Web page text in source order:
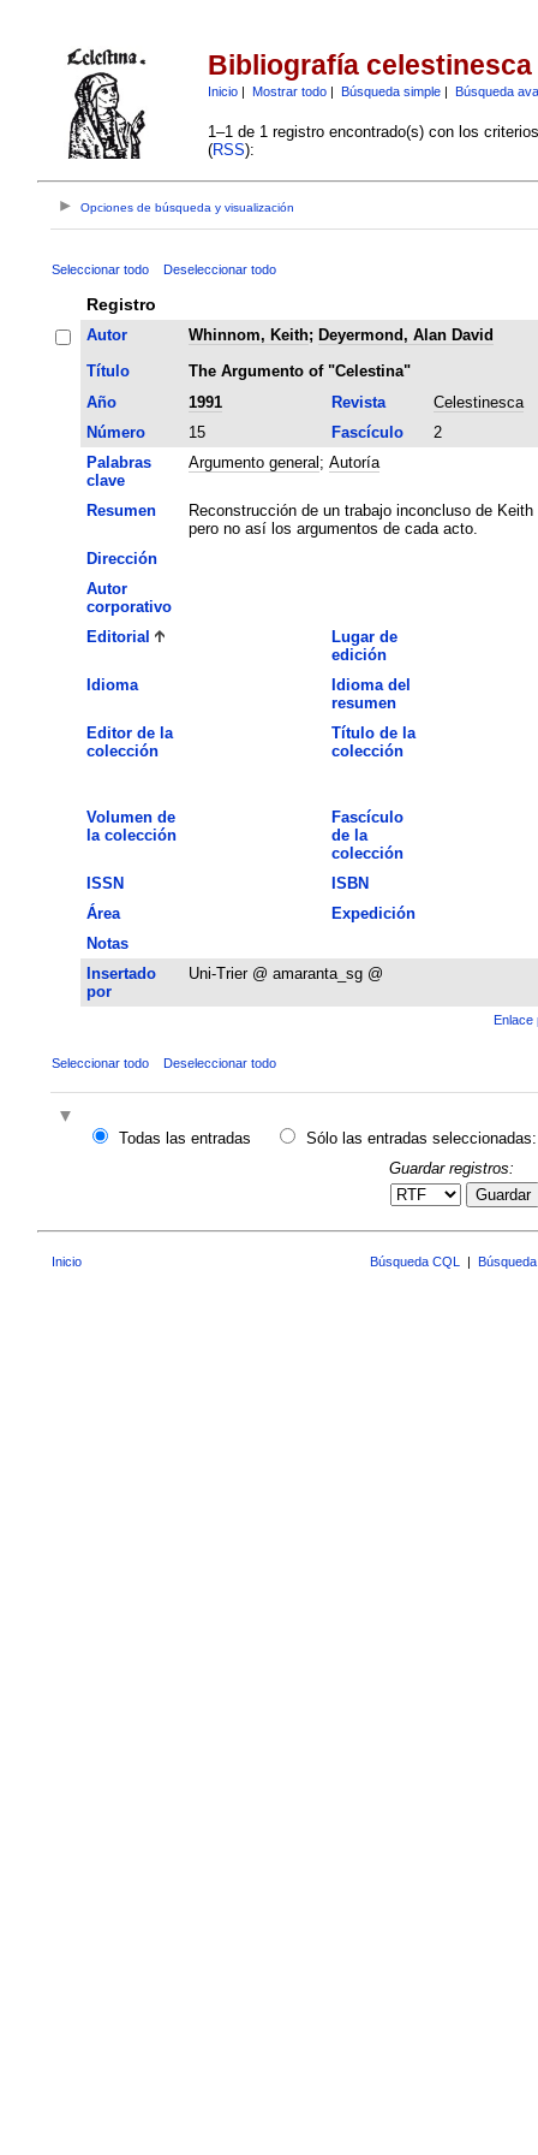
Bibliografía celestinesca
Inicio| Mostrar todo| Búsqueda simple| Búsqueda
1–1 de 1 registro encontrado(s) con los
(RSS):
Opciones de búsqueda y visualización
Seleccionar todo Deseleccionar todo
Registro
Autor Whinnom, Keith; Deyermond, Alan David
Título
The Argumento of "Celestina"
Año
1991 Revista
Celestinesca
Número
15 Fascículo
2
Palabras
clave
Argumento general ; Autoría
Resumen
Reconstrucción de un trabajo inconcluso de
pero no así los argumentos de cada acto.
Dirección
Autor
corporativo
Editorial
Lugar de
edición
Idioma
Idioma del
resumen
Editor de la
colección
Título de la
colección
Volumen de
la colección
Fascículo
de la
colección
ISSN
ISBN
Área
Expedición
Notas
Insertado
por
Uni-Trier @ amaranta_sg @
Enlace
Seleccionar todo Deseleccionar todo
Todas las entradas
Sólo las entradas seleccionadas:
Guardar registros:
Guardar
Inicio Búsqueda CQL